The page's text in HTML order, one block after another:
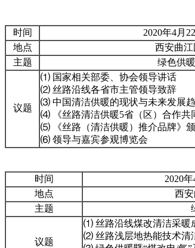
时间
2020年4月
地点
西安曲
主题
绿色供
议题
⑴ 国家相关部委、协会领导讲话
⑵ 丝路沿线各省市主管领导致辞
⑶ 中国清洁供暖的现状与未来发展
⑷ 《丝路清洁供暖5省（区）合作共
⑸ 《丝路（清洁供暖）推介品牌》
⑹ 领导与嘉宾参观博览会
时间
2020
地点
西
主题
议题
⑴ 丝路沿线煤改清洁采暖
⑵ 丝路浅层地热能技术清